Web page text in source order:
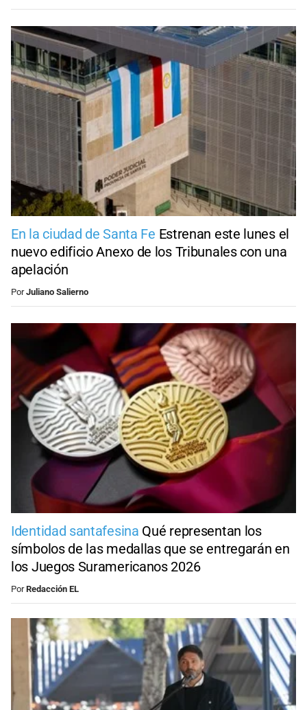
En la ciudad de Santa Fe Estrenan este lunes el
nuevo edificio Anexo de los Tribunales con una
apelación
PorJuliano Salierno
Identidad santafesina Qué representan los
símbolos de las medallas que se entregarán en
los Juegos Suramericanos 2026
PorRedacción EL